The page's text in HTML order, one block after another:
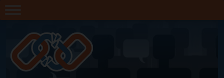
Skip
to